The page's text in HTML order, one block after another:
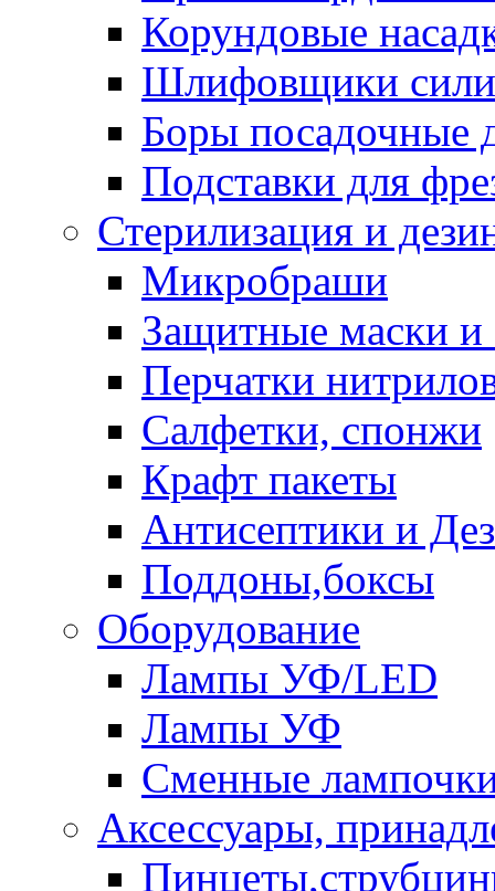
Корундовые
Шлифовщики
Боры посадочные
Подставки для
Стерилизация и
Микробраши
Защитные маски и
Перчатки
Салфетки, спонжи
Крафт пакеты
Антисептики и
Поддоны,боксы
Оборудование
Лампы УФ/LED
Лампы УФ
Сменные
Аксессуары,